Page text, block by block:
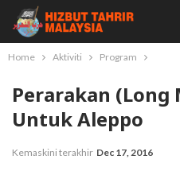
Home Aktiviti Program
Perarakan (Long
Untuk Aleppo
Kemaskini terakhir Dec 17, 2016